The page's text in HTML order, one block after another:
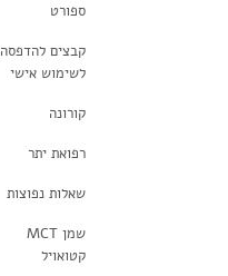
ספורט
קבצים להדפסה
לשימוש אישי
קורונה
רפואת יתר
שאלות נפוצות
שמן MCT
קטואויל